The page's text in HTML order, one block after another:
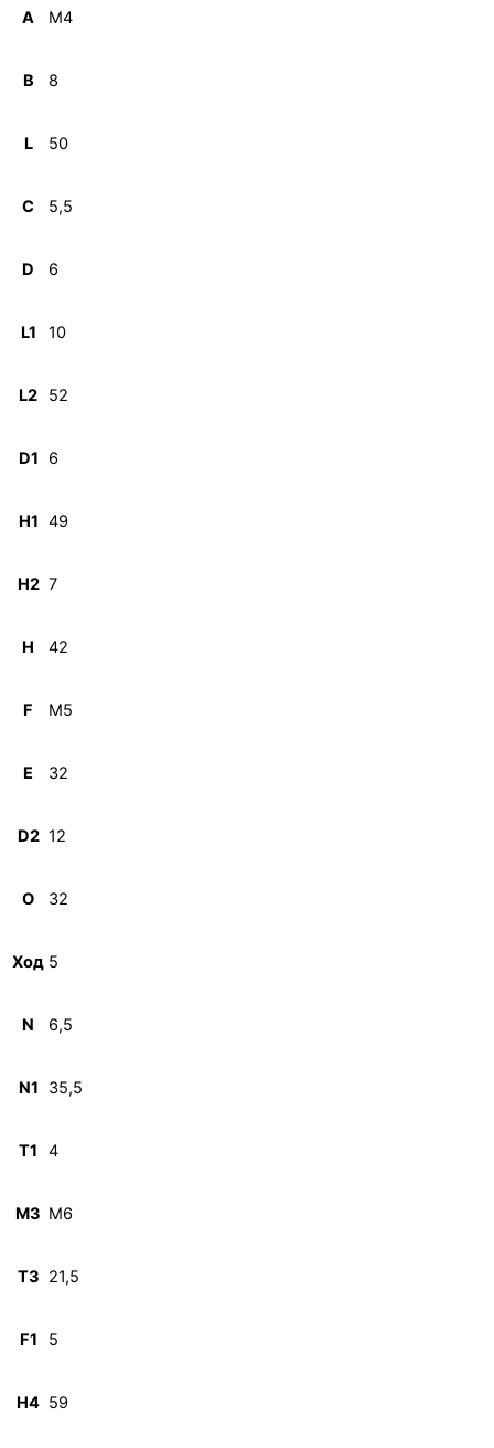
A M4
B 8
L 50
C 5,5
D 6
L1 10
L2 52
D1 6
H1 49
H2 7
H 42
F M5
E 32
D2 12
O 32
Ход 5
N 6,5
N1 35,5
T1 4
M3 M6
T3 21,5
F1 5
H4 59